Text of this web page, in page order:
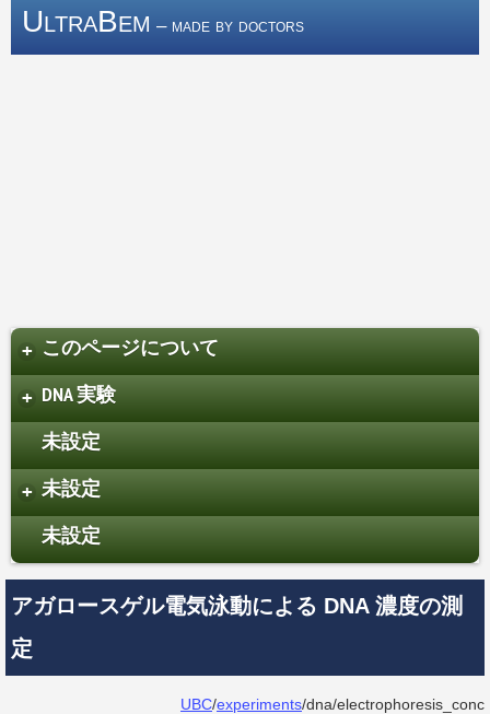
UltraBem – made by doctors
+ このページについて
+ DNA 実験
未設定
+ 未設定
未設定
アガロースゲル電気泳動による DNA 濃度の測
定
UBC/experiments/dna/electrophoresis_conc